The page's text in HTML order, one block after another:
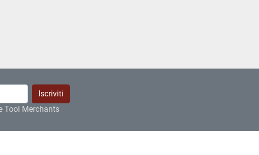
Iscriviti
Tool Merchants